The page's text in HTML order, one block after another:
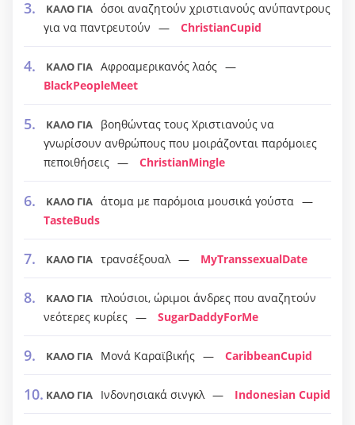
ΚΑΛΟ ΓΙΑ όσοι αναζητούν χριστιανούς ανύπαντρους
για να παντρευτούν
ChristianCupid
ΚΑΛΟ ΓΙΑ Αφροαμερικανός λαός
BlackPeopleMeet
ΚΑΛΟ ΓΙΑ
βοηθώντας τους Χριστιανούς να
γνωρίσουν ανθρώπους που μοιράζονται παρόμοιες
πεποιθήσεις
ChristianMingle
ΚΑΛΟ ΓΙΑ άτομα με παρόμοια μουσικά γούστα
TasteBuds
ΚΑΛΟ ΓΙΑ τρανσέξουαλ MyTranssexualDate
ΚΑΛΟ ΓΙΑ πλούσιοι, ώριμοι άνδρες που αναζητούν
νεότερες κυρίες
SugarDaddyForMe
ΚΑΛΟ ΓΙΑ Μονά Καραϊβικής CaribbeanCupid
ΚΑΛΟ ΓΙΑ Ινδονησιακά σινγκλ Indonesian Cupid